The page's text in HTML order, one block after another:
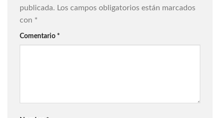
publicada. Los campos obligatorios están marcados
con *
Comentario *